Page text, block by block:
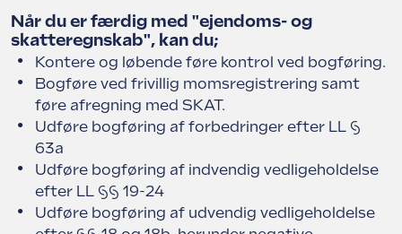
Når du er færdig med "ejendoms- og
skatteregnskab", kan du;
Kontere og løbende føre kontrol ved bogføring.
Bogføre ved frivillig momsregistrering samt
føre afregning med SKAT.
Udføre bogføring af forbedringer efter LL §
63a
Udføre bogføring af indvendig vedligeholdelse
efter LL §§ 19-24
Udføre bogføring af udvendig vedligeholdelse